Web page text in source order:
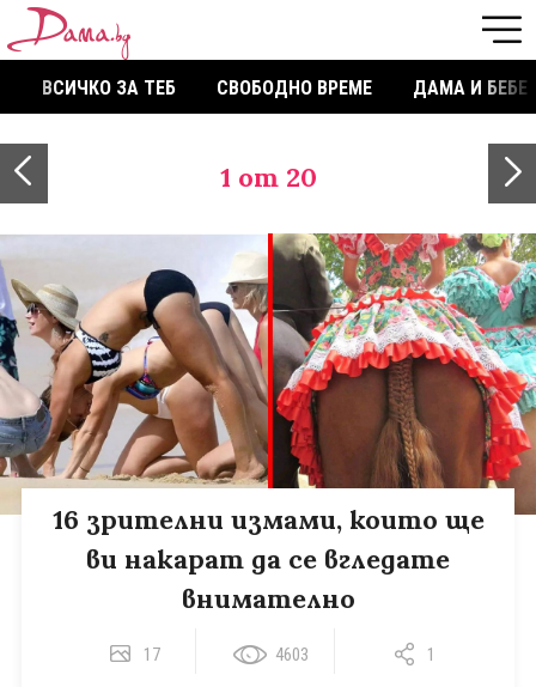
ВСИЧКО ЗА ТЕБ СВОБОДНО ВРЕМЕ ДАМА И БЕБЕ
1 от 20
16 зрителни измами, които ще
ви накарат да се вгледате
внимателно
17 4603 1